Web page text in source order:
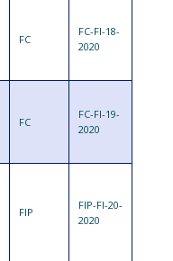
FC
FC-FI-18-
2020
FC
FC-FI-19-
2020
FIP
FIP-FI-20-
2020